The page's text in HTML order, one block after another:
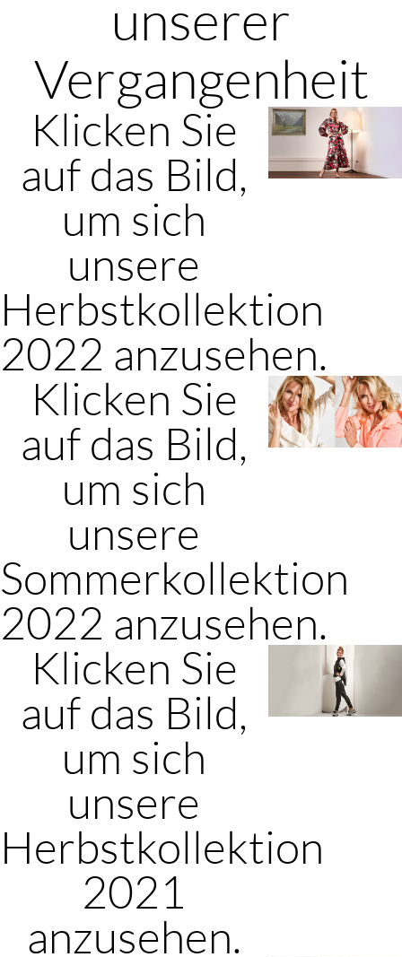
unserer
Vergangenheit
Klicken Sie
auf das Bild,
um sich
unsere
Herbstkollektion
2022 anzusehen.
Klicken Sie
auf das Bild,
um sich
unsere
Sommerkollektion
2022 anzusehen.
Klicken Sie
auf das Bild,
um sich
unsere
Herbstkollektion
2021
anzusehen.